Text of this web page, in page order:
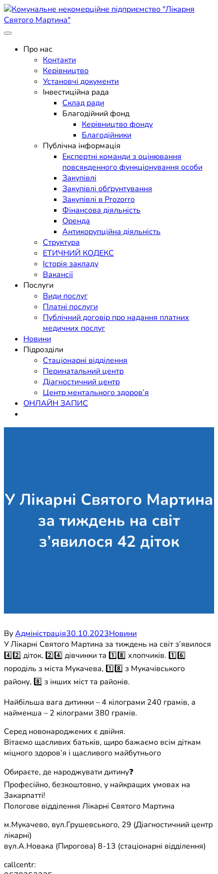
Skip
to
content
Комунальне некомерційне
підприємство "Лікарня
Святого Мартина"
Поліклініка Мукачево
Про нас
Контакти
Керівництво
Установчі документи
Інвестиційна рада
Склад ради
Благодійний фонд
Керівництво фонду
Благодійники
Публічна інформація
Експертні команди з оцінювання
повсякденного функціонування особи
Закупівлі
Закупівлі обґрунтування
Закупівлі в Prozorro
Фінансова діяльність
Оренда
Антикорупційна діяльність
Структура
ЕТИЧНИЙ КОДЕКС
Історія закладу
Вакансії
Послуги
Види послуг
Платні послуги
Публічний договір про надання платних
медичних послуг
Новини
Підрозділи
Стаціонарні відділення
Перинатальний центр
Діагностичний центр
Центр ментального здоров’я
ОНЛАЙН ЗАПИС
У Лікарні Святого Мартина
за тиждень на світ
з’явилося 42 діток
ByАдміністрація30.10.2023Новини
У Лікарні Святого Мартина за тиждень на світ з’явилося
4️⃣2️⃣ діток, 2️⃣4️⃣ дівчинки та 1️⃣8️⃣ хлопчиків. 1️⃣6️⃣
породіль з міста Мукачева, 1️⃣8️⃣ з Мукачівського
району, 8️⃣ з інших міст та районів.
Найбільша вага дитинки – 4 кілограми 240 грамів, а
найменша – 2 кілограми 380 грамів.
Серед новонароджених є двійня.
Вітаємо щасливих батьків, щиро бажаємо всім діткам
міцного здоров’я і щасливого майбутнього
Обираєте, де народжувати дитину❓
Професійно, безкоштовно, у найкращих умовах на
Закарпатті!
Пологове відділення Лікарні Святого Мартина
м.Мукачево, вул.Грушевського, 29 (Діагностичний центр
лікарні)
вул.А.Новака (Пирогова) 8-13 (стаціонарні відділення)
callcentr: